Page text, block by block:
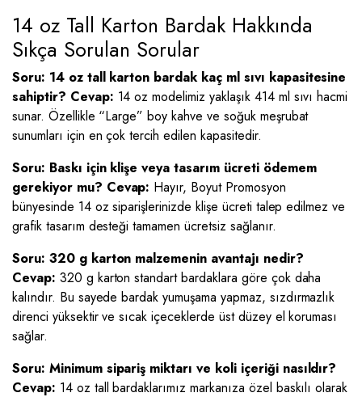
14 oz Tall Karton Bardak Hakkında
Sıkça Sorulan Sorular
Soru: 14 oz tall karton bardak kaç ml sıvı kapasitesine
sahiptir? Cevap: 14 oz modelimiz yaklaşık 414 ml sıvı hacmi
sunar. Özellikle “Large” boy kahve ve soğuk meşrubat
sunumları için en çok tercih edilen kapasitedir.
Soru: Baskı için klişe veya tasarım ücreti ödemem
gerekiyor mu? Cevap: Hayır, Boyut Promosyon
bünyesinde 14 oz siparişlerinizde klişe ücreti talep edilmez ve
grafik tasarım desteği tamamen ücretsiz sağlanır.
Soru: 320 g karton malzemenin avantajı nedir?
Cevap: 320 g karton standart bardaklara göre çok daha
kalındır. Bu sayede bardak yumuşama yapmaz, sızdırmazlık
direnci yüksektir ve sıcak içeceklerde üst düzey el koruması
sağlar.
Soru: Minimum sipariş miktarı ve koli içeriği nasıldır?
Cevap: 14 oz tall bardaklarımız markanıza özel baskılı olarak